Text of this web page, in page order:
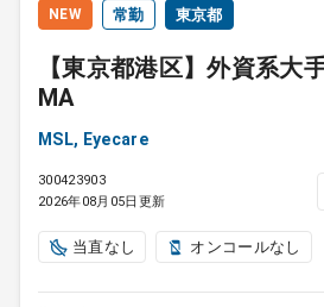
NEW 常勤 東京都
【東京都港区】外資系大
MA
MSL, Eyecare
300423903
2026年08月05日更新
当直なし オンコールなし